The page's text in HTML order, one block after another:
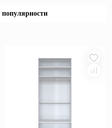
популярности
возрастанию цены
размеру скидки